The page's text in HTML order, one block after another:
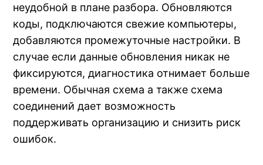
неудобной в плане разбора. Обновляются
коды, подключаются свежие компьютеры,
добавляются промежуточные настройки. В
случае если данные обновления никак не
фиксируются, диагностика отнимает больше
времени. Обычная схема а также схема
соединений дает возможность
поддерживать организацию и снизить риск
ошибок.